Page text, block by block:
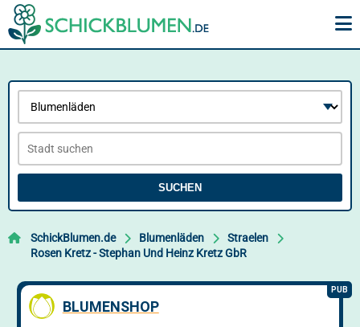
SUCHEN
SchickBlumen.de Blumenläden
Straelen
Rosen Kretz - Stephan Und Heinz Kretz GbR